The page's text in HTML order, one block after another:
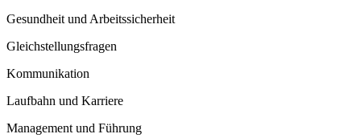
Gesund­heit und Arbeits­si­cher­heit
Gleichstellungsfragen
Kommunikation
Laufbahn und Karriere
Management und Führung